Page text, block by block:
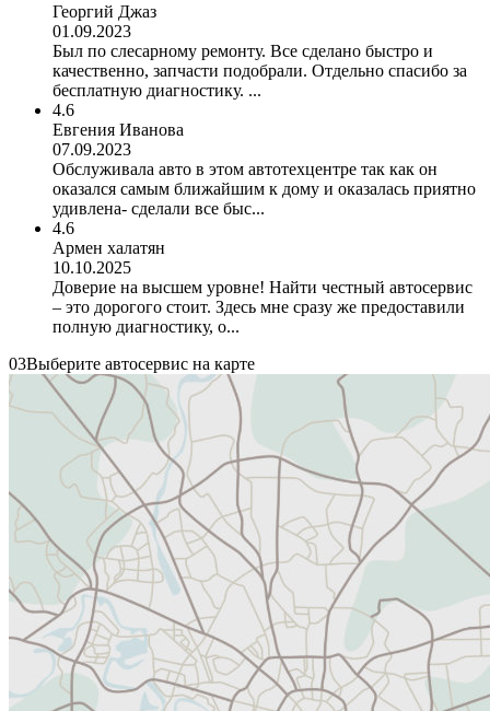
Георгий Джаз
01.09.2023
Был по слесарному ремонту. Все сделано быстро и
качественно, запчасти подобрали. Отдельно спасибо за
бесплатную диагностику. ...
4.6
Евгения Иванова
07.09.2023
Обслуживала авто в этом автотехцентре так как он
оказался самым ближайшим к дому и оказалась приятно
удивлена- сделали все быс...
4.6
Армен халатян
10.10.2025
Доверие на высшем уровне! Найти честный автосервис
– это дорогого стоит. Здесь мне сразу же предоставили
полную диагностику, о...
03Выберите автосервис на карте